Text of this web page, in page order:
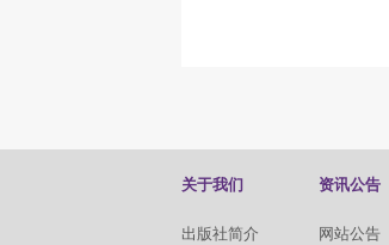
关于我们
出版社简介
资讯公告
网站公告